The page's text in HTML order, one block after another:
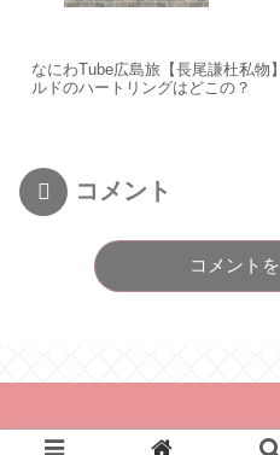
なにわTube広島旅【長尾謙杜私物
ルドのハートリングはどこの？
コメント
コメント